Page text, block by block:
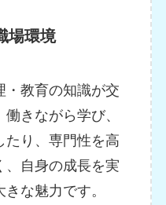
場環境
・教育の知識が交
きながら学び、
たり、専門性を高
、自身の成長を実
な魅力です。